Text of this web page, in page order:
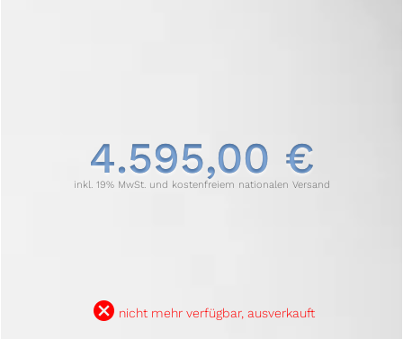
4.595,00 €
inkl. 19% MwSt. und kostenfreiem nationalen Versand
B nicht mehr verfügbar, ausverkauft